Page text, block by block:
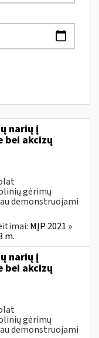
narių į
bei akcizų
gėrimų
demonstruojami
MĮP 2021 »
m.
narių į
bei akcizų
gėrimų
demonstruojami